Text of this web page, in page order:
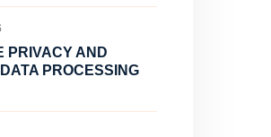
PRIVACY AND
PROCESSING